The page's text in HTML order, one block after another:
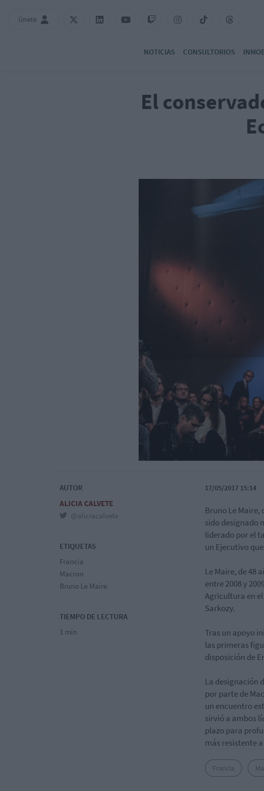
Únete
NOTICIAS CONSULTORIOS
El
AUTOR
ALICIA CALVETE
@aliciacalvete
ETIQUETAS
Francia
Macron
Bruno Le Maire
TIEMPO DE LECTURA
1 min
17/05/2017 15:14
Bruno Le
sido designado
liderado por el
un Ejecutivo
Le Maire, de 48
entre 2008 y
Agricultura en
Sarkozy.
Tras un apoyo
las primeras
disposición de
La designación
por parte de
un encuentro
sirvió a ambos
plazo para
más resistente
Francia